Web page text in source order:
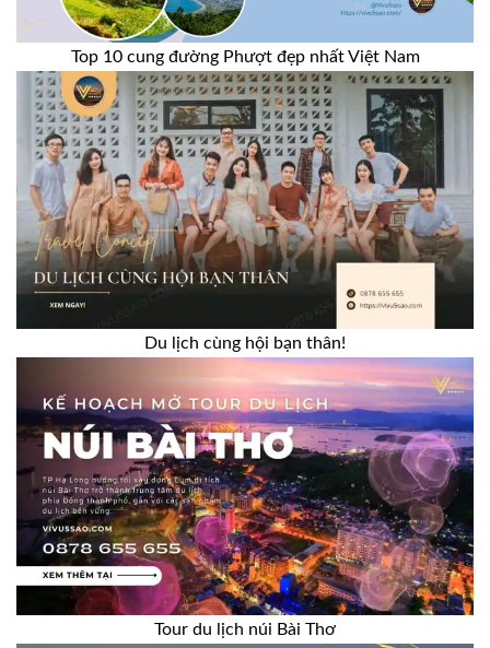
Top 10 cung đường Phượt đẹp nhất Việt Nam
Du lịch cùng hội bạn thân!
Tour du lịch núi Bài Thơ